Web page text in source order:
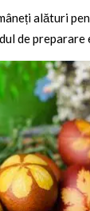
alături
de preparare